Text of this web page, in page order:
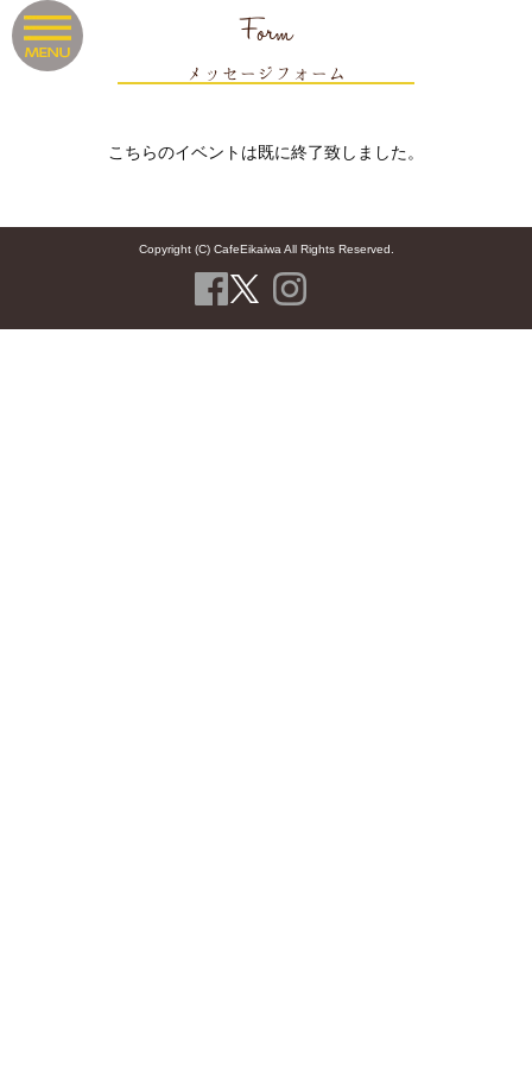
Form
メッセージフォーム
こちらのイベントは既に終了致しました。
Copyright (C) CafeEikaiwa All Rights Reserved.